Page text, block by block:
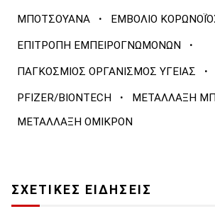
ΜΠΟΤΣΟΥΑΝΑ · ΕΜΒΟΛΙΟ
ΕΠΙΤΡΟΠΗ ΕΜΠΕΙΡΟΓΝΩΜΟΝΩΝ ·
ΠΑΓΚΟΣΜΙΟΣ ΟΡΓΑΝΙΣΜΟΣ ΥΓΕΙΑΣ ·
PFIZER/BIONTECH · ΜΕΤΑΛΛΑΞΗ
ΜΕΤΑΛΛΑΞΗ ΟΜΙΚΡΟΝ
ΣΧΕΤΙΚΕΣ ΕΙΔΗΣΕΙΣ